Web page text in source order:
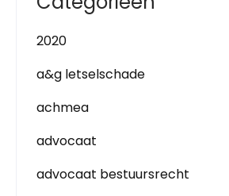
2020
a&g letselschade
achmea
advocaat
advocaat bestuursrecht